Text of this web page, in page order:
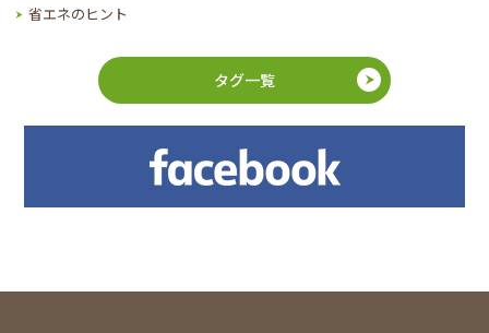
省エネのヒント
タグ一覧